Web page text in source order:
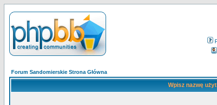
Forum Sandomierskie Strona Główna
Wpisz nazwę